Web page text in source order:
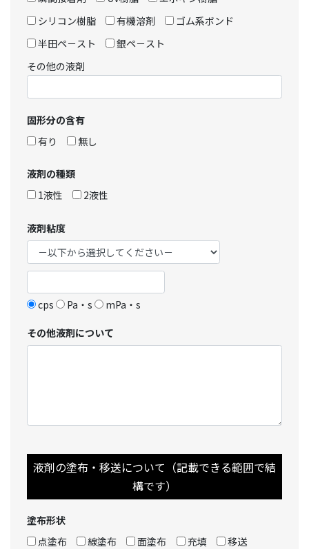
シリコン樹脂
有機溶剤
ゴム系ボンド
半田ペ－スト
銀ペ－スト
その他の液剤
固形分の含有
有り
無し
液剤の種類
1液性
2液性
液剤粘度
cps Pa・s mPa・s
その他液剤について
液剤の塗布・移送について（記載できる範囲で結
構です）
塗布形状
点塗布
線塗布 面塗布 充填 移送